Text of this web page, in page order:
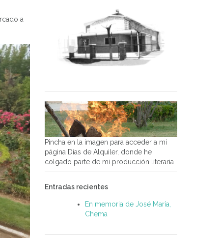
a
Pincha en la imagen para acceder a mi
página Días de Alquiler, donde he
colgado parte de mi producción literaria.
Entradas recientes
En memoria de José María,
Chema